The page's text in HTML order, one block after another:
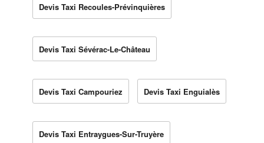
Devis Taxi Recoules-Prévinquières
Devis Taxi Sévérac-Le-Château
Devis Taxi Campouriez Devis Taxi Enguialès
Devis Taxi Entraygues-Sur-Truyère